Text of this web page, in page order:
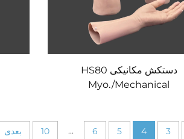
دستکش مکانیکی HS80
Myo./Mechanical
3
4
5
6
...
10 بعدی